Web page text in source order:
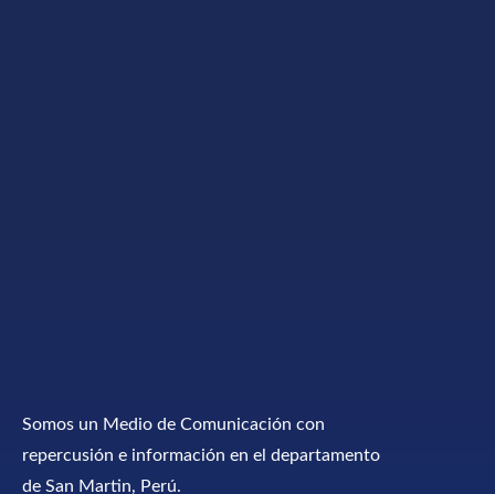
Somos un Medio de Comunicación con
repercusión e información en el departamento
de San Martin, Perú.